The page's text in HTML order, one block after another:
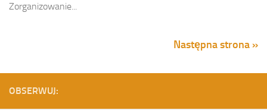
Zorganizowanie...
Następna strona »
OBSERWUJ: